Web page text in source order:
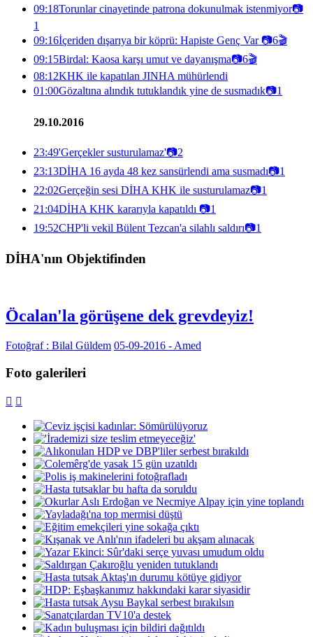
09:18Torunlar cinayetinde patrona dokunulmak istenmiyor📷
1
09:16İçeriden dışarıya bir köprü: Hapiste Genç Var📷6🎬
09:15Birdal: Kaosa karşı umut ve dayanışma📷6🎬
08:12KHK ile kapatılan JINHA mühürlendi
01:00Gözaltına alındık tutuklandık yine de susmadık📷1
29.10.2016
23:49'Gerçekler susturulamaz'📷2
23:13DİHA 16 ayda 48 kez sansürlendi ama susmadı📷1
22:02Gerçeğin sesi DİHA KHK ile susturulamaz📷1
21:04DİHA KHK kararıyla kapatıldı 📷1
19:52CHP'li vekil Bülent Tezcan'a silahlı saldırı📷1
DİHA'nın Objektifinden
Öcalan'la görüşene dek grevdeyiz!
Fotoğraf : Bilal Güldem 05-09-2016 - Amed
Foto galerileri
 